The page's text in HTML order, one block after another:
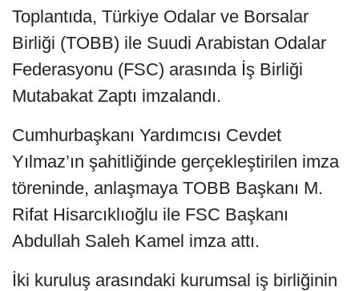
Toplantıda, Türkiye Odalar ve Borsalar
Birliği (TOBB) ile Suudi Arabistan Odalar
Federasyonu (FSC) arasında İş Birliği
Mutabakat Zaptı imzalandı.
Cumhurbaşkanı Yardımcısı Cevdet
Yılmaz’ın şahitliğinde gerçekleştirilen imza
töreninde, anlaşmaya TOBB Başkanı M.
Rifat Hisarcıklıoğlu ile FSC Başkanı
Abdullah Saleh Kamel imza attı.
İki kuruluş arasındaki kurumsal iş birliğinin